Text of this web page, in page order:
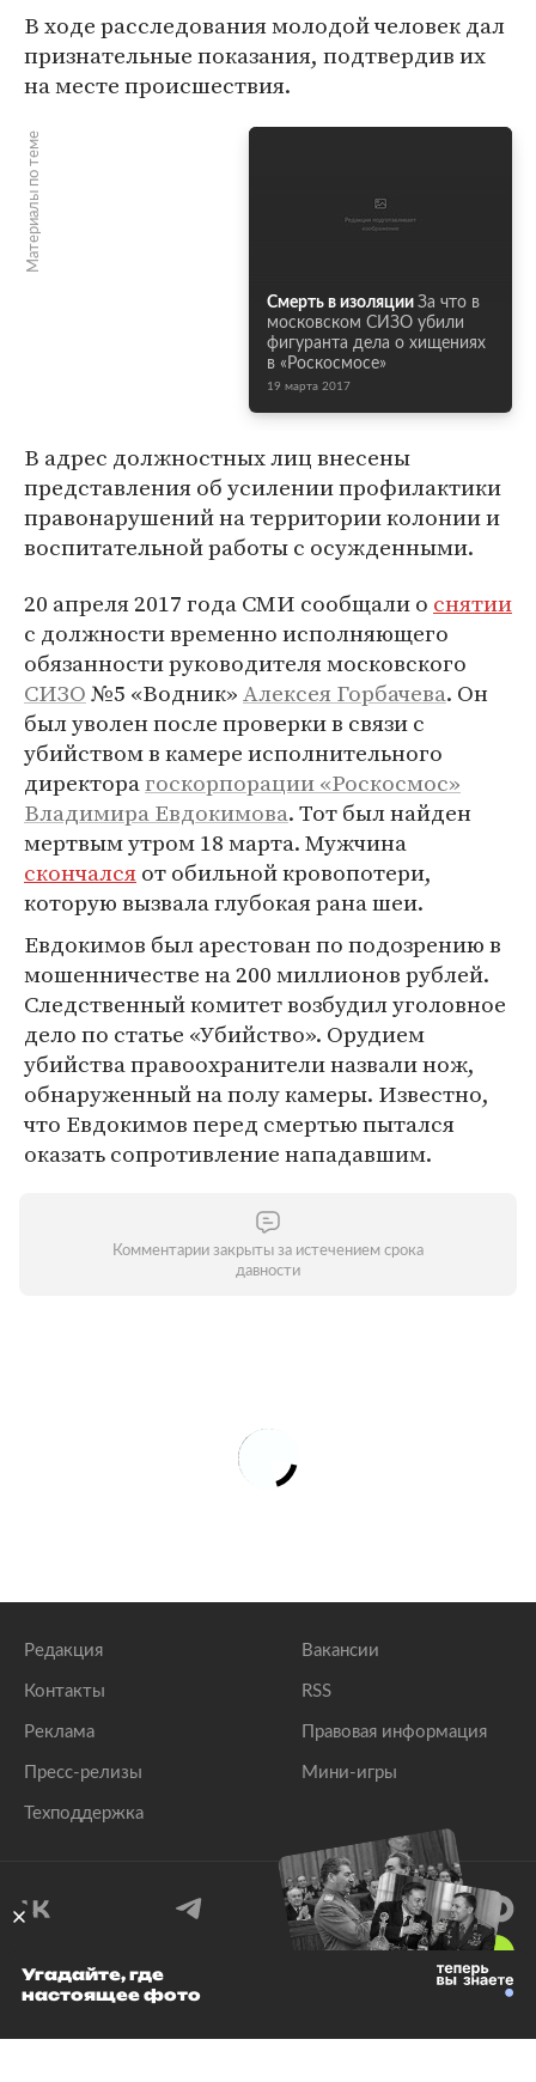
В ходе расследования молодой человек дал
признательные показания, подтвердив их
на месте происшествия.
Материалы по теме
Смерть в изоляции За что в
московском СИЗО убили
фигуранта дела о хищениях
в «Роскосмосе»
19 марта 2017
В адрес должностных лиц внесены
представления об усилении профилактики
правонарушений на территории колонии и
воспитательной работы с осужденными.
20 апреля 2017 года СМИ сообщали о снятии
с должности временно исполняющего
обязанности руководителя московского
СИЗО№5 «Водник»Алексея Горбачева. Он
был уволен после проверки в связи с
убийством в камере исполнительного
директорагоскорпорации «Роскосмос»
Владимира Евдокимова. Тот был найден
мертвым утром 18 марта. Мужчина
скончалсяот обильной кровопотери,
которую вызвала глубокая рана шеи.
Евдокимов был арестован по подозрению в
мошенничестве на 200 миллионов рублей.
Следственный комитет возбудил уголовное
дело по статье «Убийство». Орудием
убийства правоохранители назвали нож,
обнаруженный на полу камеры. Известно,
что Евдокимов перед смертью пытался
оказать сопротивление нападавшим.
Комментарии закрыты за истечением срока
давности
Редакция
Контакты
Реклама
Пресс-релизы
Техподдержка
Вакансии
RSS
Правовая информация
Мини-игры
© 1999–2026 Все права защищены.
Угадайте, где
настоящее фото